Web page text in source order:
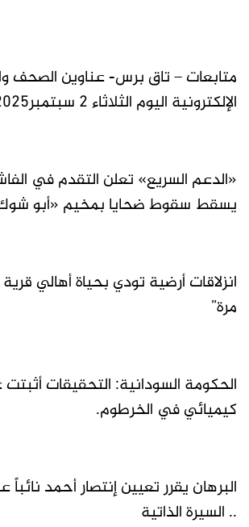
متابعات – تاق برس- عناوين الصحف
الإلكترونية اليوم الثلاثاء 2 سبتمبر2025م
«الدعم السريع» تعلن التقدم في
يسقط سقوط ضحايا بمخيم «أبو
انزلاقات أرضية تودي بحياة أهالي
مرة”
الحكومة السودانية: التحقيقات
كيميائي في الخرطوم.
البرهان يقرر تعيين إنتصار أحمد
.. السيرة الذاتية